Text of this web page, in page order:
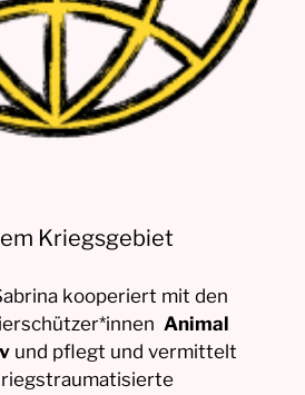
Kriegsgebiet
kooperiert mit den
Animal
und pflegt und vermittelt